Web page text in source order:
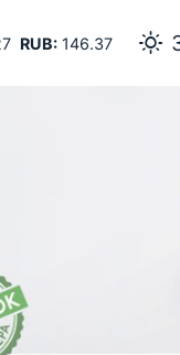
RUB:146.37